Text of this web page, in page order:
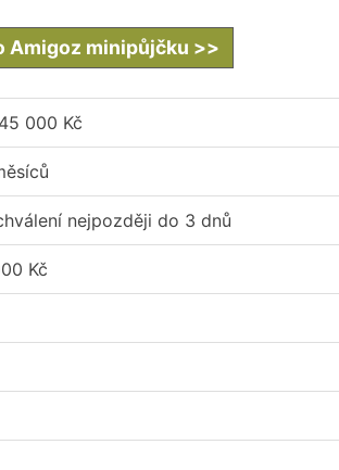
Amigoz minipůjčku >>
000 Kč
nejpozději do 3 dnů
Kč